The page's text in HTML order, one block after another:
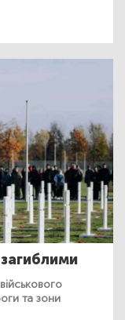
та зони